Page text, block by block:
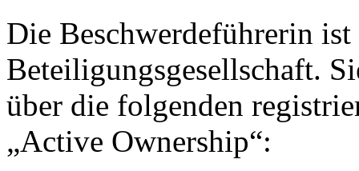
Die Beschwerdeführerin
Beteiligungsgesellschaft.
über die folgenden
„Active Ownership“: